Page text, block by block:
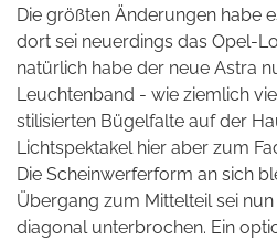
Die größten Änderungen habe
dort sei neuerdings das Opel-
natürlich habe der neue Astra
Leuchtenband - wie ziemlich
stilisierten Bügelfalte auf der
Lichtspektakel hier aber zum
Die Scheinwerferform an sich
Übergang zum Mittelteil sei
diagonal unterbrochen. Ein